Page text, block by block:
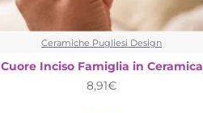
Ceramiche Pugliesi Design
Cuore Inciso Famiglia in Ceramica
8,91€